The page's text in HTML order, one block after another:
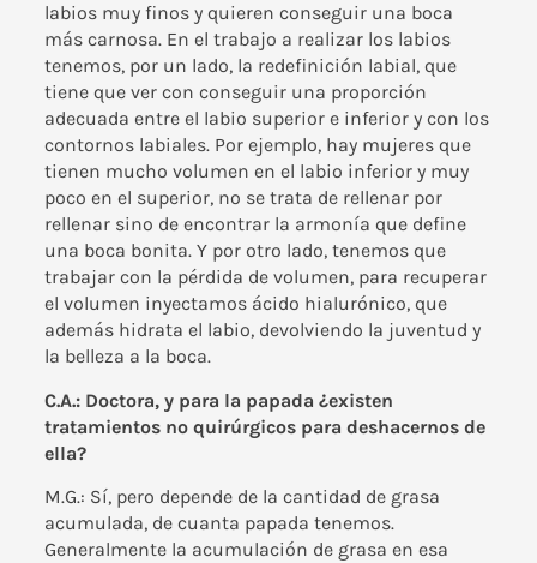
labios muy finos y quieren conseguir una boca
más carnosa. En el trabajo a realizar los labios
tenemos, por un lado, la redefinición labial, que
tiene que ver con conseguir una proporción
adecuada entre el labio superior e inferior y con los
contornos labiales. Por ejemplo, hay mujeres que
tienen mucho volumen en el labio inferior y muy
poco en el superior, no se trata de rellenar por
rellenar sino de encontrar la armonía que define
una boca bonita. Y por otro lado, tenemos que
trabajar con la pérdida de volumen, para recuperar
el volumen inyectamos ácido hialurónico, que
además hidrata el labio, devolviendo la juventud y
la belleza a la boca.
C.A.: Doctora, y para la papada ¿existen
tratamientos no quirúrgicos para deshacernos de
ella?
M.G.: Sí, pero depende de la cantidad de grasa
acumulada, de cuanta papada tenemos.
Generalmente la acumulación de grasa en esa